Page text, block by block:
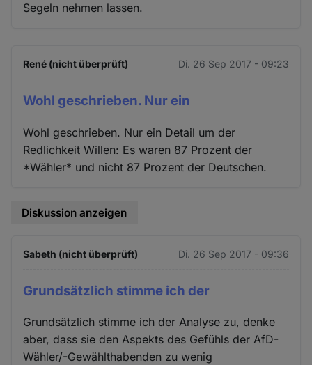
Segeln nehmen lassen.
René (nicht überprüft) Di. 26 Sep 2017 - 09:23
Wohl geschrieben. Nur ein
Wohl geschrieben. Nur ein Detail um der
Redlichkeit Willen: Es waren 87 Prozent der
*Wähler* und nicht 87 Prozent der Deutschen.
Diskussion anzeigen
Sabeth (nicht überprüft) Di. 26 Sep 2017 - 09:36
Grundsätzlich stimme ich der
Grundsätzlich stimme ich der Analyse zu, denke
aber, dass sie den Aspekts des Gefühls der AfD-
Wähler/-Gewählthabenden zu wenig